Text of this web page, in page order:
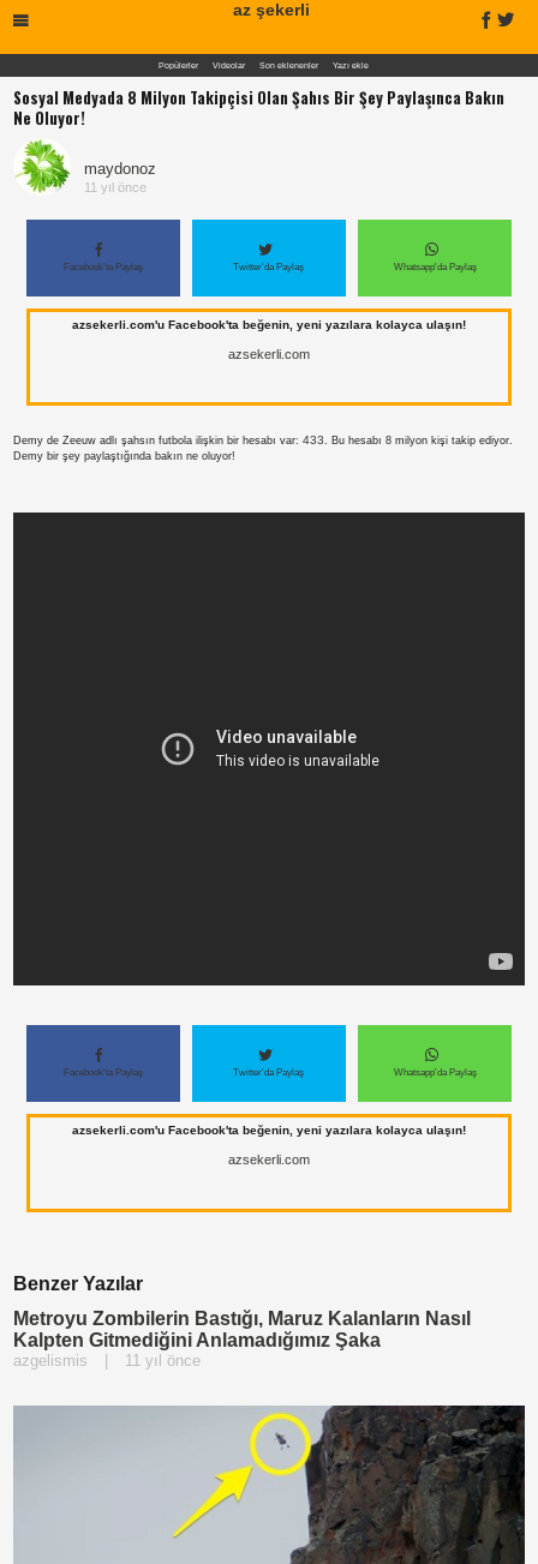
az şekerli
Popülerler Videolar Son eklenenler Yazı ekle
Sosyal Medyada 8 Milyon Takipçisi Olan Şahıs Bir Şey Paylaşınca Bakın
Ne Oluyor!
maydonoz
11 yıl önce
Facebook'ta Paylaş Twitter'da Paylaş Whatsapp'da Paylaş
azsekerli.com'u Facebook'ta beğenin, yeni yazılara kolayca ulaşın!
azsekerli.com
Demy de Zeeuw adlı şahsın futbola ilişkin bir hesabı var:433. Bu hesabı 8 milyon kişi takip ediyor.
Demy bir şey paylaştığında bakın ne oluyor!
Facebook'ta Paylaş Twitter'da Paylaş Whatsapp'da Paylaş
azsekerli.com'u Facebook'ta beğenin, yeni yazılara kolayca ulaşın!
azsekerli.com
Benzer Yazılar
Metroyu Zombilerin Bastığı, Maruz Kalanların Nasıl
Kalpten Gitmediğini Anlamadığımız Şaka
azgelismis 11 yıl önce